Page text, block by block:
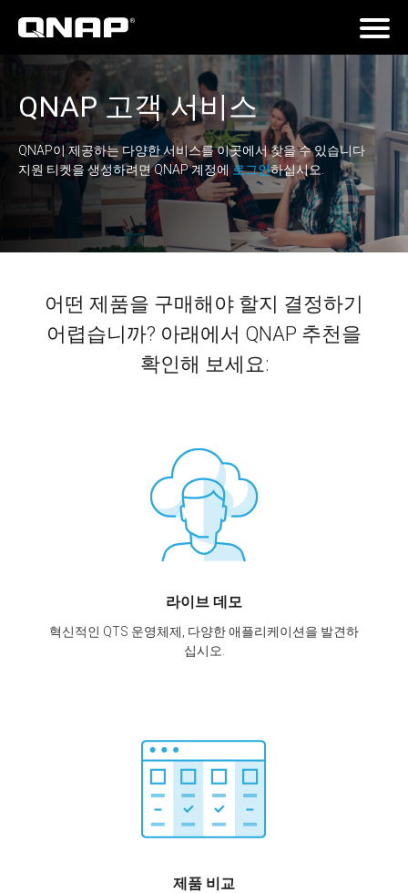
QNAP 고객 서비스
QNAP이 제공하는 다양한 서비스를 이곳에서 찾을 수 있습니다
지원 티켓을 생성하려면 QNAP 계정에로그인하십시오.
어떤 제품을 구매해야 할지 결정하기
어렵습니까? 아래에서 QNAP 추천을
확인해 보세요:
라이브 데모
혁신적인 QTS 운영체제, 다양한 애플리케이션을 발견하
십시오.
제품 비교